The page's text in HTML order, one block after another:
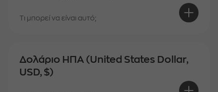
Τι μπορεί να είναι αυτό;
Δολάριο ΗΠΑ (United States Dollar,
USD, $)